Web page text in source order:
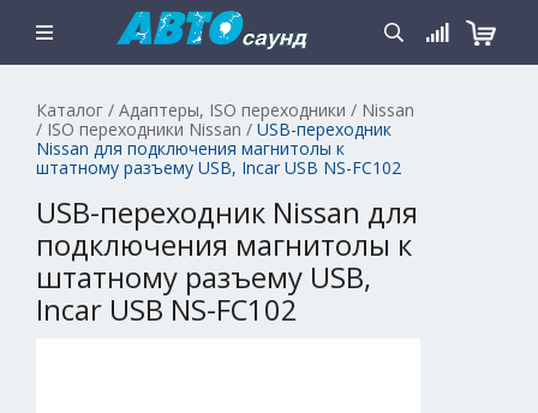
Каталог / Адаптеры, ISO переходники / Nissan
/ ISO переходники Nissan / USB-переходник
Nissan для подключения магнитолы к
штатному разъему USB, Incar USB NS-FC102
USB-переходник Nissan для
подключения магнитолы к
штатному разъему USB,
Incar USB NS-FC102